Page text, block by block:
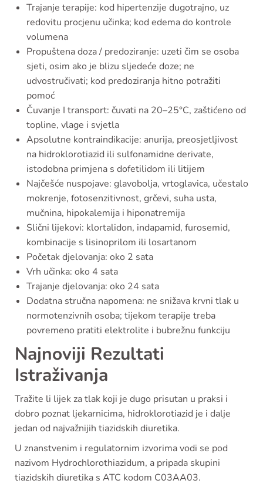
Trajanje terapije: kod hipertenzije dugotrajno, uz
redovitu procjenu učinka; kod edema do kontrole
volumena
Propuštena doza / predoziranje: uzeti čim se osoba
sjeti, osim ako je blizu sljedeće doze; ne
udvostručivati; kod predoziranja hitno potražiti
pomoć
Čuvanje I transport: čuvati na 20–25°C, zaštićeno od
topline, vlage i svjetla
Apsolutne kontraindikacije: anurija, preosjetljivost
na hidroklorotiazid ili sulfonamidne derivate,
istodobna primjena s dofetilidom ili litijem
Najčešće nuspojave: glavobolja, vrtoglavica, učestalo
mokrenje, fotosenzitivnost, grčevi, suha usta,
mučnina, hipokalemija i hiponatremija
Slični lijekovi: klortalidon, indapamid, furosemid,
kombinacije s lisinoprilom ili losartanom
Početak djelovanja: oko 2 sata
Vrh učinka: oko 4 sata
Trajanje djelovanja: oko 24 sata
Dodatna stručna napomena: ne snižava krvni tlak u
normotenzivnih osoba; tijekom terapije treba
povremeno pratiti elektrolite i bubrežnu funkciju
Najnoviji Rezultati
Istraživanja
Tražite li lijek za tlak koji je dugo prisutan u praksi i
dobro poznat ljekarnicima, hidroklorotiazid je i dalje
jedan od najvažnijih tiazidskih diuretika.
U znanstvenim i regulatornim izvorima vodi se pod
nazivom Hydrochlorothiazidum, a pripada skupini
tiazidskih diuretika s ATC kodom C03AA03.